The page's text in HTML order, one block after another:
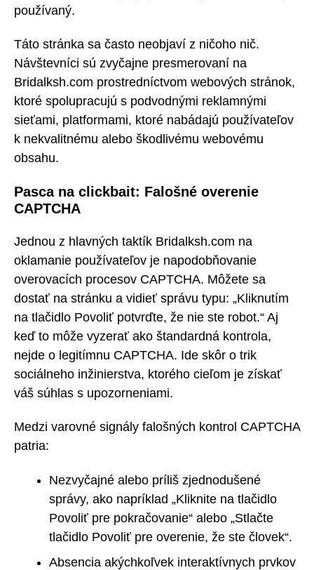
používaný.
Táto stránka sa často neobjaví z ničoho nič.
Návštevníci sú zvyčajne presmerovaní na
Bridalksh.com prostredníctvom webových stránok,
ktoré spolupracujú s podvodnými reklamnými
sieťami, platformami, ktoré nabádajú používateľov
k nekvalitnému alebo škodlivému webovému
obsahu.
Pasca na clickbait: Falošné overenie
CAPTCHA
Jednou z hlavných taktík Bridalksh.com na
oklamanie používateľov je napodobňovanie
overovacích procesov CAPTCHA. Môžete sa
dostať na stránku a vidieť správu typu: „Kliknutím
na tlačidlo Povoliť potvrďte, že nie ste robot.“ Aj
keď to môže vyzerať ako štandardná kontrola,
nejde o legitímnu CAPTCHA. Ide skôr o trik
sociálneho inžinierstva, ktorého cieľom je získať
váš súhlas s upozorneniami.
Medzi varovné signály falošných kontrol CAPTCHA
patria:
Nezvyčajné alebo príliš zjednodušené
správy, ako napríklad „Kliknite na tlačidlo
Povoliť pre pokračovanie“ alebo „Stlačte
tlačidlo Povoliť pre overenie, že ste človek“.
Absencia akýchkoľvek interaktívnych prvkov